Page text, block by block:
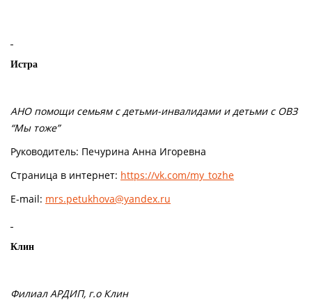
Истра
АНО помощи семьям с детьми-инвалидами и детьми с ОВЗ
“Мы тоже”
Руководитель: Печурина Анна Игоревна
Страница в интернет: https://vk.com/my_tozhe
E-mail: mrs.petukhova@yandex.ru
Клин
Филиал АРДИП, г.о Клин